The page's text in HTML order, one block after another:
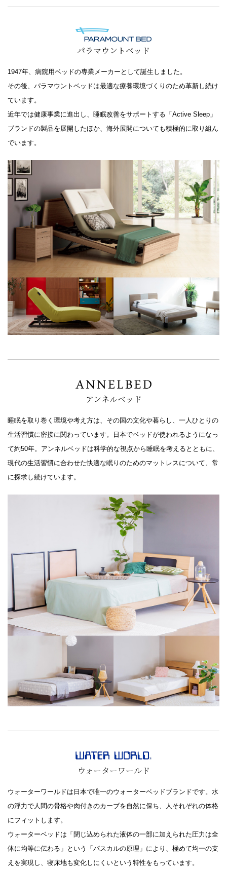
パラマウントベッド
1947年、病院用ベッドの専業メーカーとして誕生しました。
その後、パラマウントベッドは最適な療養環境づくりのため革新し続け
ています。
近年では健康事業に進出し、睡眠改善をサポートする「Active Sleep」
ブランドの製品を展開したほか、海外展開についても積極的に取り組ん
でいます。
アンネルベッド
睡眠を取り巻く環境や考え方は、その国の文化や暮らし、一人ひとりの
生活習慣に密接に関わっています。日本でベッドが使われるようになっ
て約50年。アンネルベッドは科学的な視点から睡眠を考えるとともに、
現代の生活習慣に合わせた快適な眠りのためのマットレスについて、常
に探求し続けています。
ウォーターワールド
ウォーターワールドは日本で唯一のウォーターベッドブランドです。水
の浮力で人間の骨格や肉付きのカーブを自然に保ち、人それぞれの体格
にフィットします。
ウォーターベッドは「閉じ込められた液体の一部に加えられた圧力は全
体に均等に伝わる」という「パスカルの原理」により、極めて均一の支
えを実現し、寝床地も変化しにくいという特性をもっています。